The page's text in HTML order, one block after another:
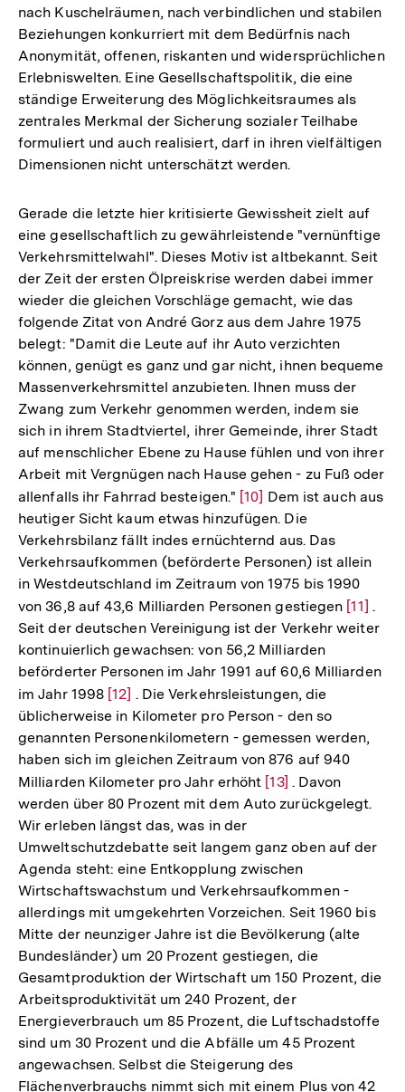
nach Kuschelräumen, nach verbindlichen und stabilen
Beziehungen konkurriert mit dem Bedürfnis nach
Anonymität, offenen, riskanten und widersprüchlichen
Erlebniswelten. Eine Gesellschaftspolitik, die eine
ständige Erweiterung des Möglichkeitsraumes als
zentrales Merkmal der Sicherung sozialer Teilhabe
formuliert und auch realisiert, darf in ihren vielfältigen
Dimensionen nicht unterschätzt werden.
Gerade die letzte hier kritisierte Gewissheit zielt auf
eine gesellschaftlich zu gewährleistende "vernünftige
Verkehrsmittelwahl". Dieses Motiv ist altbekannt. Seit
der Zeit der ersten Ölpreiskrise werden dabei immer
wieder die gleichen Vorschläge gemacht, wie das
folgende Zitat von André Gorz aus dem Jahre 1975
belegt: "Damit die Leute auf ihr Auto verzichten
können, genügt es ganz und gar nicht, ihnen bequeme
Massenverkehrsmittel anzubieten. Ihnen muss der
Zwang zum Verkehr genommen werden, indem sie
sich in ihrem Stadtviertel, ihrer Gemeinde, ihrer Stadt
auf menschlicher Ebene zu Hause fühlen und von ihrer
Arbeit mit Vergnügen nach Hause gehen - zu Fuß oder
allenfalls ihr Fahrrad besteigen." Zur
Auflösung
der
Fußnote
[10] Dem ist auch aus
heutiger Sicht kaum etwas hinzufügen. Die
Verkehrsbilanz fällt indes ernüchternd aus. Das
Verkehrsaufkommen (beförderte Personen) ist allein
in Westdeutschland im Zeitraum von 1975 bis 1990
von 36,8 auf 43,6 Milliarden Personen gestiegen Zur
Fußnote
[11] .
Seit der deutschen Vereinigung ist der Verkehr weiter
kontinuierlich gewachsen: von 56,2 Milliarden
beförderter Personen im Jahr 1991 auf 60,6 Milliarden
im Jahr 1998 Zur
Auflösung
der
Fußnote
[12] . Die Verkehrsleistungen, die
üblicherweise in Kilometer pro Person - den so
genannten Personenkilometern - gemessen werden,
haben sich im gleichen Zeitraum von 876 auf 940
Milliarden Kilometer pro Jahr erhöht Zur
Auflösung
Fußnote
[13] . Davon
werden über 80 Prozent mit dem Auto zurückgelegt.
Wir erleben längst das, was in der
Umweltschutzdebatte seit langem ganz oben auf der
Agenda steht: eine Entkopplung zwischen
Wirtschaftswachstum und Verkehrsaufkommen -
allerdings mit umgekehrten Vorzeichen. Seit 1960 bis
Mitte der neunziger Jahre ist die Bevölkerung (alte
Bundesländer) um 20 Prozent gestiegen, die
Gesamtproduktion der Wirtschaft um 150 Prozent, die
Arbeitsproduktivität um 240 Prozent, der
Energieverbrauch um 85 Prozent, die Luftschadstoffe
sind um 30 Prozent und die Abfälle um 45 Prozent
angewachsen. Selbst die Steigerung des
Flächenverbrauchs nimmt sich mit einem Plus von 42